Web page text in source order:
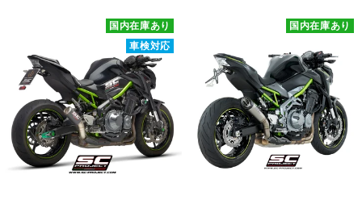
国内在庫あり
車検対応
国内在庫あり